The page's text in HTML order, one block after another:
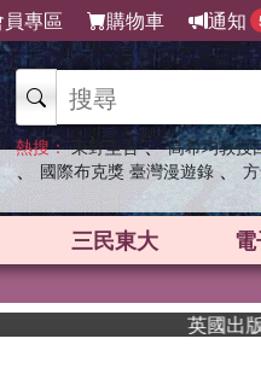
專區 購物車 通知
熱搜： 東野圭吾 、 高希均教授
、 國際布克獎 臺灣漫遊錄 、
三民東大
英國出版